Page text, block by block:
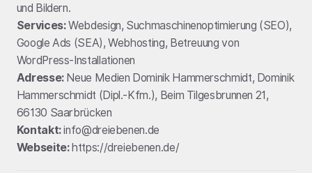
und Bildern.
Services:Webdesign, Suchmaschinenoptimierung (SEO),
Google Ads (SEA), Webhosting, Betreuung von
WordPress-Installationen
Adresse:Neue Medien Dominik Hammerschmidt, Dominik
Hammerschmidt (Dipl.-Kfm.), Beim Tilgesbrunnen 21,
66130 Saarbrücken
Kontakt:info@dreiebenen.de
Webseite:https://dreiebenen.de/